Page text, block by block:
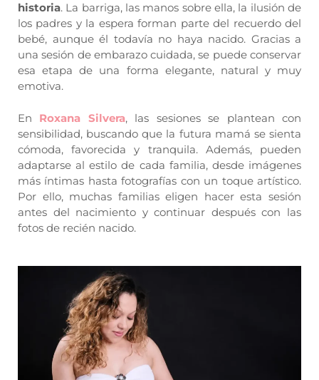
historia. La barriga, las manos sobre ella, la ilusión de
los padres y la espera forman parte del recuerdo del
bebé, aunque él todavía no haya nacido. Gracias a
una sesión de embarazo cuidada, se puede conservar
esa etapa de una forma elegante, natural y muy
emotiva.
En Roxana Silvera, las sesiones se plantean con
sensibilidad, buscando que la futura mamá se sienta
cómoda, favorecida y tranquila. Además, pueden
adaptarse al estilo de cada familia, desde imágenes
más íntimas hasta fotografías con un toque artístico.
Por ello, muchas familias eligen hacer esta sesión
antes del nacimiento y continuar después con las
fotos de recién nacido.